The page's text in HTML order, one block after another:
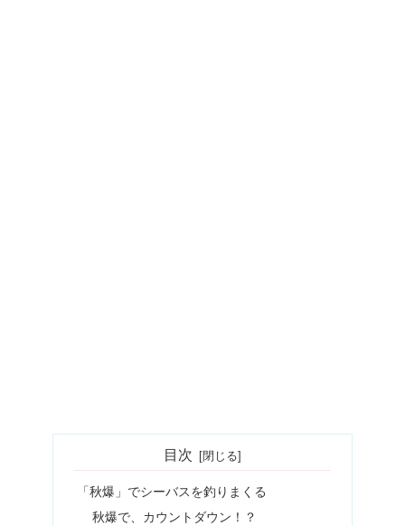
目次
「秋爆」でシーバスを釣りまくる
秋爆で、カウントダウン！？